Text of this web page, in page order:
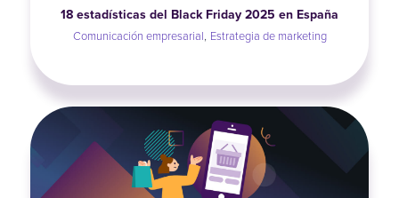
18 estadísticas del Black Friday 2025 en España
Comunicación empresarial, Estrategia de marketing